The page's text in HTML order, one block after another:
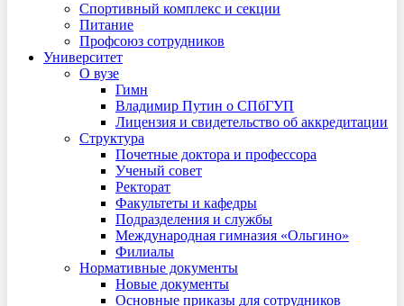
Спортивный комплекс и секции
Питание
Профсоюз сотрудников
Университет
О вузе
Гимн
Владимир Путин о СПбГУП
Лицензия и свидетельство об аккредитации
Структура
Почетные доктора и профессора
Ученый совет
Ректорат
Факультеты и кафедры
Подразделения и службы
Международная гимназия «Ольгино»
Филиалы
Нормативные документы
Новые документы
Основные приказы для сотрудников